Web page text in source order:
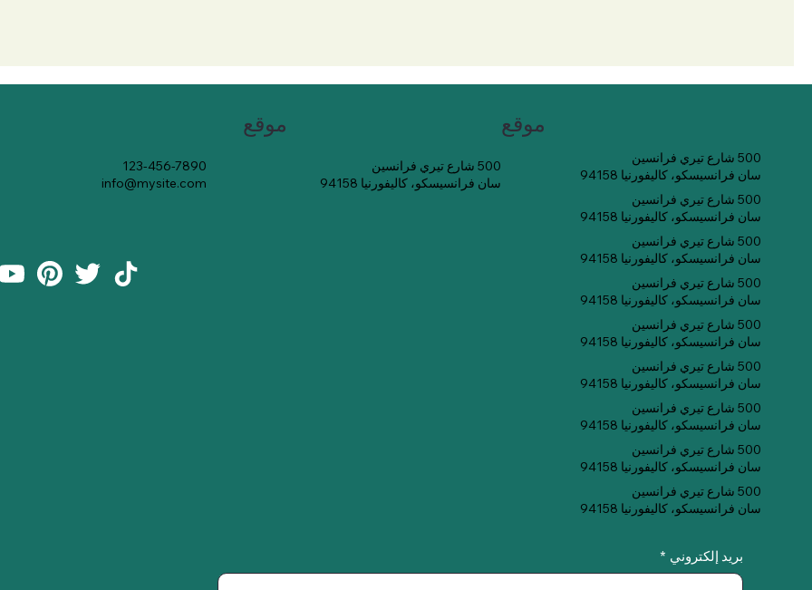
موقع
500 شارع تيري فرانسين
سان فرانسيسكو، كاليفورنيا 94158
موقع
500 شارع تيري فرانسين
سان فرانسيسكو، كاليفورنيا 94158
500 شارع تيري فرانسين
سان فرانسيسكو، كاليفورنيا 94158
500 شارع تيري فرانسين
سان فرانسيسكو، كاليفورنيا 94158
500 شارع تيري فرانسين
سان فرانسيسكو، كاليفورنيا 94158
500 شارع تيري فرانسين
سان فرانسيسكو، كاليفورنيا 94158
500 شارع تيري فرانسين
سان فرانسيسكو، كاليفورنيا 94158
500 شارع تيري فرانسين
سان فرانسيسكو، كاليفورنيا 94158
500 شارع تيري فرانسين
سان فرانسيسكو، كاليفورنيا 94158
500 شارع تيري فرانسين
سان فرانسيسكو، كاليفورنيا 94158
123-456-7890
info@mysite.com
بريد إلكتروني *